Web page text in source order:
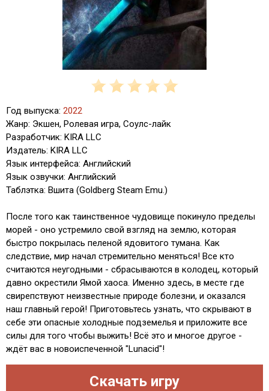
Год выпуска: 2022
Жанр: Экшен, Ролевая игра, Cоулс-лайк
Разработчик: KIRA LLC
Издатель: KIRA LLC
Язык интерфейса: Английский
Язык озвучки: Английский
Таблэтка: Вшита (Goldberg Steam Emu.)
После того как таинственное чудовище покинуло пределы
морей - оно устремило свой взгляд на землю, которая
быстро покрылась пеленой ядовитого тумана. Как
следствие, мир начал стремительно меняться! Все кто
считаются неугодными - сбрасываются в колодец, который
давно окрестили Ямой хаоса. Именно здесь, в месте где
свирепствуют неизвестные природе болезни, и оказался
наш главный герой! Приготовьтесь узнать, что скрывают в
себе эти опасные холодные подземелья и приложите все
силы для того чтобы выжить! Всё это и многое другое -
ждёт вас в новоиспеченной "Lunacid"!
Скачать игру